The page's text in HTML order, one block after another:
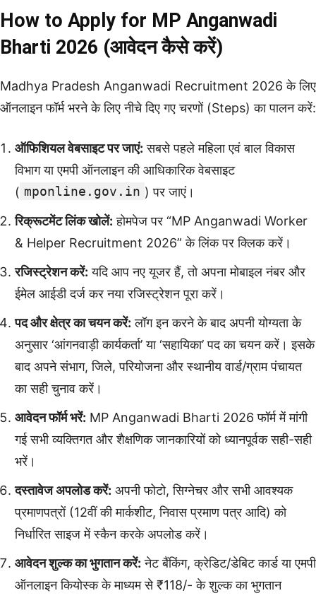
How to Apply for MP Anganwadi
Bharti 2026 (आवेदन कैसे करें)
Madhya Pradesh Anganwadi Recruitment 2026 के लिए
ऑनलाइन फॉर्म भरने के लिए नीचे दिए गए चरणों (Steps) का पालन करें:
ऑफिशियल वेबसाइट पर जाएं: सबसे पहले महिला एवं बाल विकास
विभाग या एमपी ऑनलाइन की आधिकारिक वेबसाइट
( mponline.gov.in ) पर जाएं।
रिक्रूटमेंट लिंक खोलें: होमपेज पर “MP Anganwadi Worker
& Helper Recruitment 2026” के लिंक पर क्लिक करें।
रजिस्ट्रेशन करें: यदि आप नए यूजर हैं, तो अपना मोबाइल नंबर और
ईमेल आईडी दर्ज कर नया रजिस्ट्रेशन पूरा करें।
पद और क्षेत्र का चयन करें: लॉग इन करने के बाद अपनी योग्यता के
अनुसार ‘आंगनवाड़ी कार्यकर्ता’ या ‘सहायिका’ पद का चयन करें। इसके
बाद अपने संभाग, जिले, परियोजना और स्थानीय वार्ड/ग्राम पंचायत
का सही चुनाव करें।
आवेदन फॉर्म भरें: MP Anganwadi Bharti 2026 फॉर्म में मांगी
गई सभी व्यक्तिगत और शैक्षणिक जानकारियों को ध्यानपूर्वक सही-सही
भरें।
दस्तावेज अपलोड करें: अपनी फोटो, सिग्नेचर और सभी आवश्यक
प्रमाणपत्रों (12वीं की मार्कशीट, निवास प्रमाण पत्र आदि) को
निर्धारित साइज में स्कैन करके अपलोड करें।
आवेदन शुल्क का भुगतान करें: नेट बैंकिंग, क्रेडिट/डेबिट कार्ड या एमपी
ऑनलाइन कियोस्क के माध्यम से ₹118/- के शुल्क का भुगतान